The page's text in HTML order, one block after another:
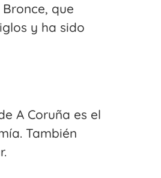
que
y ha sido
A Coruña es el
También